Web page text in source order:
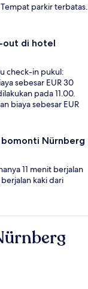
parkir terbatas.
out di hotel
check-in pukul:
sebesar EUR 30
pada 11.00.
biaya sebesar EUR
Nürnberg
11 menit berjalan
kaki dari